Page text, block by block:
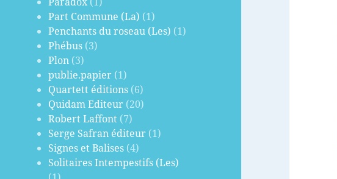
Part Commune (La) (1)
Penchants du roseau (Les) (1)
Phébus (3)
Plon (3)
publie.papier (1)
Quartett éditions (6)
Quidam Editeur (20)
Robert Laffont (7)
Serge Safran éditeur (1)
Signes et Balises (4)
Solitaires Intempestifs (Les)